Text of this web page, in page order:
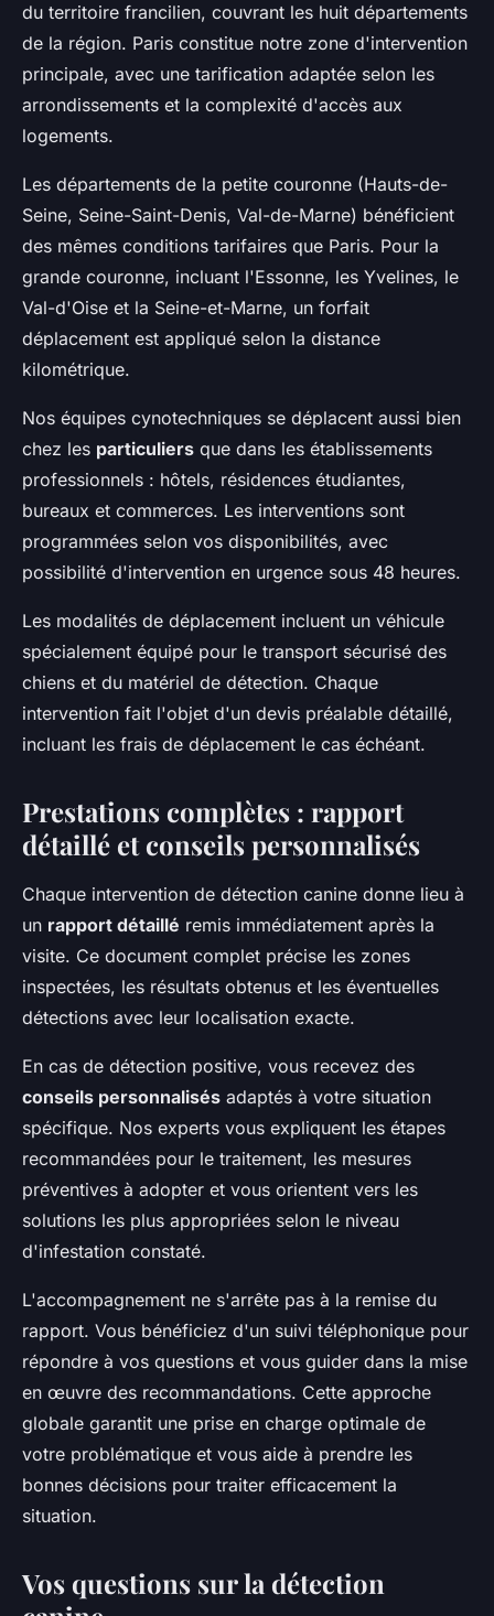
du territoire francilien, couvrant les huit départements
de la région. Paris constitue notre zone d'intervention
principale, avec une tarification adaptée selon les
arrondissements et la complexité d'accès aux
logements.
Les départements de la petite couronne (Hauts-de-
Seine, Seine-Saint-Denis, Val-de-Marne) bénéficient
des mêmes conditions tarifaires que Paris. Pour la
grande couronne, incluant l'Essonne, les Yvelines, le
Val-d'Oise et la Seine-et-Marne, un forfait
déplacement est appliqué selon la distance
kilométrique.
Nos équipes cynotechniques se déplacent aussi bien
chez les particuliers que dans les établissements
professionnels : hôtels, résidences étudiantes,
bureaux et commerces. Les interventions sont
programmées selon vos disponibilités, avec
possibilité d'intervention en urgence sous 48 heures.
Les modalités de déplacement incluent un véhicule
spécialement équipé pour le transport sécurisé des
chiens et du matériel de détection. Chaque
intervention fait l'objet d'un devis préalable détaillé,
incluant les frais de déplacement le cas échéant.
Prestations complètes : rapport
détaillé et conseils personnalisés
Chaque intervention de détection canine donne lieu à
un rapport détaillé remis immédiatement après la
visite. Ce document complet précise les zones
inspectées, les résultats obtenus et les éventuelles
détections avec leur localisation exacte.
En cas de détection positive, vous recevez des
conseils personnalisés adaptés à votre situation
spécifique. Nos experts vous expliquent les étapes
recommandées pour le traitement, les mesures
préventives à adopter et vous orientent vers les
solutions les plus appropriées selon le niveau
d'infestation constaté.
L'accompagnement ne s'arrête pas à la remise du
rapport. Vous bénéficiez d'un suivi téléphonique pour
répondre à vos questions et vous guider dans la mise
en œuvre des recommandations. Cette approche
globale garantit une prise en charge optimale de
votre problématique et vous aide à prendre les
bonnes décisions pour traiter efficacement la
situation.
Vos questions sur la détection